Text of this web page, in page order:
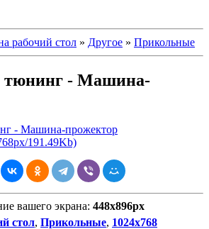
рабочий стол » Другое » Прикольные
- Машина-
191.49Kb)
вашего экрана: 448x896px
стол, Прикольные, 1024х768